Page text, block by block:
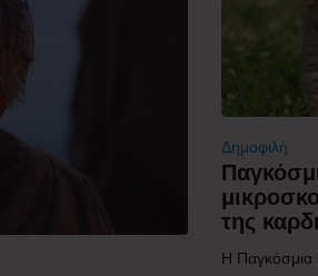
Δημοφιλή
της
Η Παγκόσμια